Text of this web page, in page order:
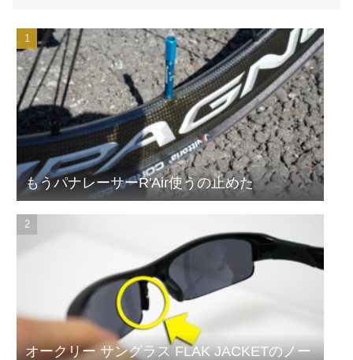
もうパナレーサーR'Air使うの止めた
オークリー サングラス FLAK JACKETのノー